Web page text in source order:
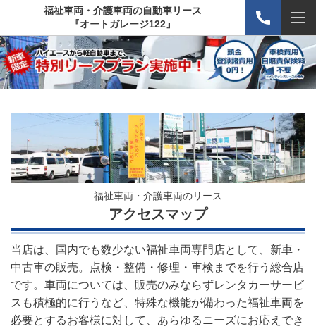
福祉車両・介護車両の自動車リース
『オートガレージ122』
福祉車両・介護車両のリース
アクセスマップ
当店は、国内でも数少ない福祉車両専門店として、新車・
中古車の販売。点検・整備・修理・車検までを行う総合店
です。車両については、販売のみならずレンタカーサービ
スも積極的に行うなど、特殊な機能が備わった福祉車両を
必要とするお客様に対して、あらゆるニーズにお応えでき